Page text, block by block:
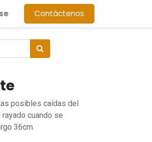
Contáctenos
posibles caídas del
cuando se
36cm.